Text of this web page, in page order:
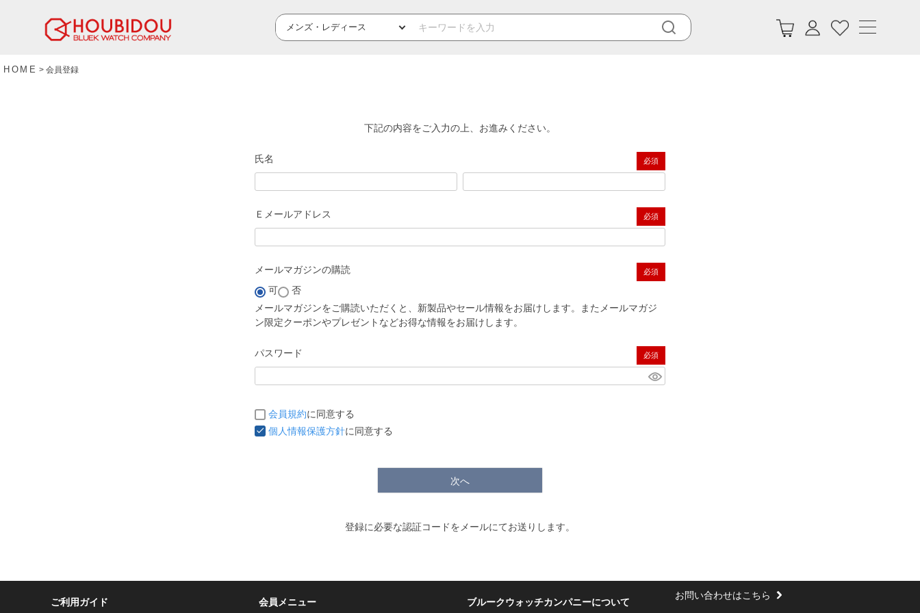
HOME 会員登録
下記の内容をご入力の上、お進みください。
氏名
Ｅメールアドレス
メールマガジンの購読
可
否
メールマガジンをご購読いただくと、新製品やセール情報をお届けします。またメールマガジ
ン限定クーポンやプレゼントなどお得な情報をお届けします。
パスワード
(必須)
会員規約に同意する
個人情報保護方針に同意する
次へ
登録に必要な認証コードをメールにてお送りします。
ご利用ガイド 会員メニュー ブルークウォッチカンパニーについて
お問い合わせはこちら